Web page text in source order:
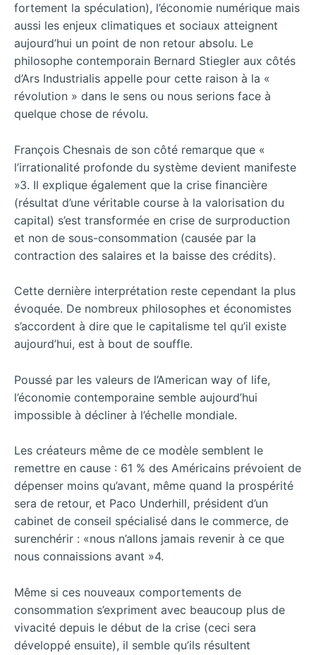
fortement la spéculation), l’économie numérique mais
aussi les enjeux climatiques et sociaux atteignent
aujourd’hui un point de non retour absolu. Le
philosophe contemporain Bernard Stiegler aux côtés
d’Ars Industrialis appelle pour cette raison à la «
révolution » dans le sens ou nous serions face à
quelque chose de révolu.
François Chesnais de son côté remarque que «
l’irrationalité profonde du système devient manifeste
»3. Il explique également que la crise financière
(résultat d’une véritable course à la valorisation du
capital) s’est transformée en crise de surproduction
et non de sous-consommation (causée par la
contraction des salaires et la baisse des crédits).
Cette dernière interprétation reste cependant la plus
évoquée. De nombreux philosophes et économistes
s’accordent à dire que le capitalisme tel qu’il existe
aujourd’hui, est à bout de souffle.
Poussé par les valeurs de l’American way of life,
l’économie contemporaine semble aujourd’hui
impossible à décliner à l’échelle mondiale.
Les créateurs même de ce modèle semblent le
remettre en cause : 61 % des Américains prévoient de
dépenser moins qu’avant, même quand la prospérité
sera de retour, et Paco Underhill, président d’un
cabinet de conseil spécialisé dans le commerce, de
surenchérir : «nous n’allons jamais revenir à ce que
nous connaissions avant »4.
Même si ces nouveaux comportements de
consommation s’expriment avec beaucoup plus de
vivacité depuis le début de la crise (ceci sera
développé ensuite), il semble qu’ils résultent